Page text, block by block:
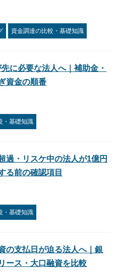
資金調達の比較・基礎知識
に必要な法人へ｜補助金・
資金の順番
・基礎知識
過・リスケ中の法人が1億円
る前の確認項目
・基礎知識
の支払日が迫る法人へ｜銀
ース・大口融資を比較